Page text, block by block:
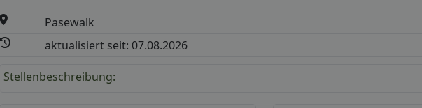
Pasewalk
aktualisiert seit: 07.08.2026
Stellenbeschreibung: